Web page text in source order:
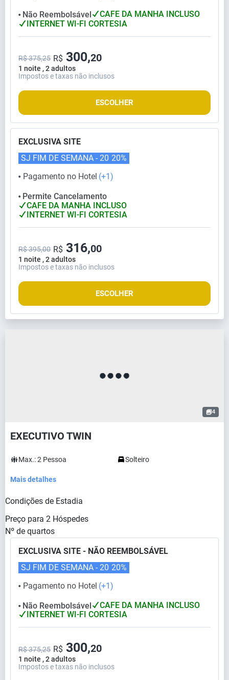
⬤ Não Reembolsável
CAFE DA MANHA INCLUSO
INTERNET WI-FI CORTESIA
1 noite , 2 adultos
R$ 375,25 R$ 300,20
Impostos e taxas não inclusos
ESCOLHER
EXCLUSIVA SITE
⬤ Pagamento no Hotel (+1)
SJ FIM DE SEMANA - 20 20%
⬤
Permite Cancelamento
CAFE DA MANHA INCLUSO
INTERNET WI-FI CORTESIA
1 noite , 2 adultos
R$ 395,00 R$ 316,00
Impostos e taxas não inclusos
ESCOLHER
4
EXECUTIVO TWIN
Max.:2 Pessoa Solteiro
Mais detalhes
Condições de Estadia
Preço para 2 Hóspedes
Nº de quartos
EXCLUSIVA SITE - NÃO REEMBOLSÁVEL
⬤ Pagamento no Hotel (+1)
SJ FIM DE SEMANA - 20 20%
⬤ Não Reembolsável
CAFE DA MANHA INCLUSO
INTERNET WI-FI CORTESIA
1 noite , 2 adultos
R$ 375,25 R$ 300,20
Impostos e taxas não inclusos